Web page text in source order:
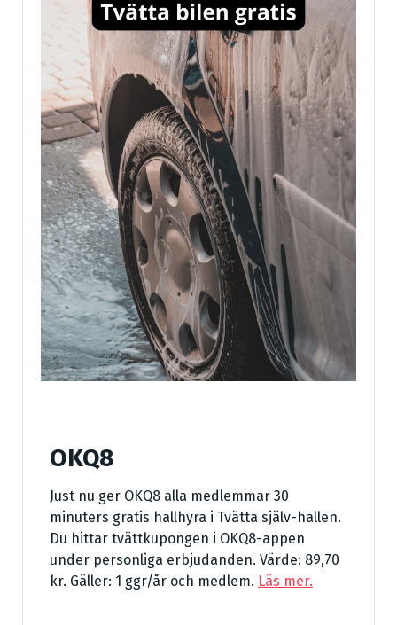
OKQ8
Just nu ger OKQ8 alla medlemmar 30
minuters gratis hallhyra i Tvätta själv-hallen.
Du hittar tvättkupongen i OKQ8-appen
under personliga erbjudanden. Värde: 89,70
kr. Gäller: 1 ggr/år och medlem. Läs mer.